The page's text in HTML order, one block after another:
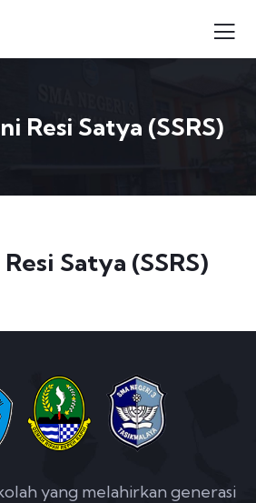
Resi Satya (SSRS)
Satya (SSRS)
yang melahirkan generasi